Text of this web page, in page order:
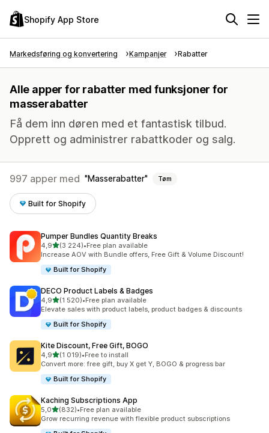
Shopify App Store
Markedsføring og konvertering Kampanjer Rabatter
Alle apper for rabatter med funksjoner for
masserabatter
Få dem inn døren med et fantastisk tilbud.
Opprett og administrer rabattkoder og salg.
997 apper med Masserabatter Tøm
Built for Shopify
Pumper Bundles Quantity Breaks
4,9av 5 stjerner
(3 224)
Totalt 3224 omtaler
•Free plan available
Increase AOV with Bundle offers, Free Gift & Volume Discount!
Built for Shopify
DECO Product Labels & Badges
4,9av 5 stjerner
(1 520)
Totalt 1520 omtaler
•Free plan available
Elevate sales with product labels, product badges & discounts
Built for Shopify
Kite Discount, Free Gift, BOGO
4,9av 5 stjerner
(1 019)
Totalt 1019 omtaler
•Free to install
Convert more: free gift, buy X get Y, BOGO & progress bar
Built for Shopify
Kaching Subscriptions App
5,0av 5 stjerner
(832)
Totalt 832 omtaler
•Free plan available
Grow recurring revenue with flexible product subscriptions